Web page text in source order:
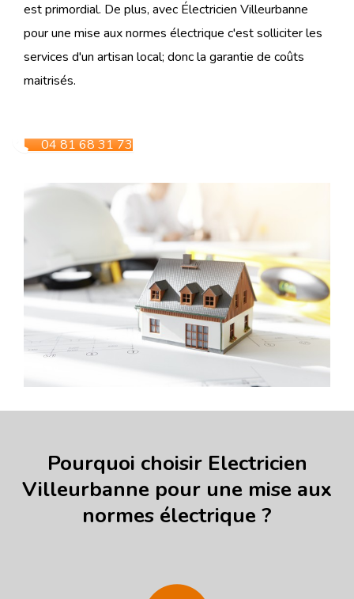
est primordial. De plus, avec Électricien Villeurbanne
pour une mise aux normes électrique c'est solliciter les
services d'un artisan local; donc la garantie de coûts
maitrisés.
04 81 68 31 73
Pourquoi choisir Electricien
Villeurbanne pour une mise aux
normes électrique ?